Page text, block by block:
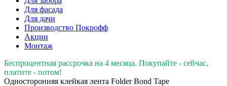
Для фасада
Для дачи
Производство Покрофф
Акции
Монтаж
Беспроцентная рассрочка на 4 месяца. Покупайте - сейчас,
платите - потом!
Односторонняя клейкая лента Folder Bond Tape